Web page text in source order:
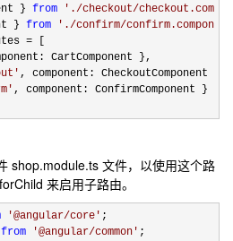
} from ' ./checkout/
} from ' ./confirm/confirm.component
= [
CartComponent },
' , component:
' , component: ConfirmComponent }
shop.module.ts 文件，以使用这个路
来启用子路由。
'@angular/core ' ;
from '@angular/common ' ;